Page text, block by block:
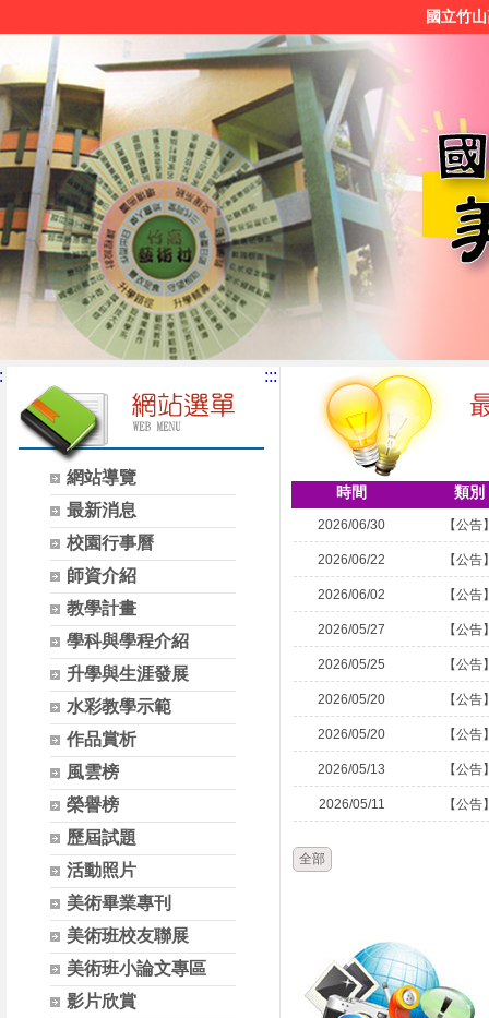
國立竹
網站導覽
最新消息
校園行事曆
師資介紹
教學計畫
學科與學程介紹
升學與生涯發展
水彩教學示範
作品賞析
風雲榜
榮譽榜
歷屆試題
活動照片
美術畢業專刊
美術班校友聯展
美術班小論文專區
影片欣賞
:::
時間 類別
2026/06/30 【公告
2026/06/22 【公告
2026/06/02 【公告
2026/05/27 【公告
2026/05/25 【公告
2026/05/20 【公告
2026/05/20 【公告
2026/05/13 【公告
2026/05/11 【公告
全部